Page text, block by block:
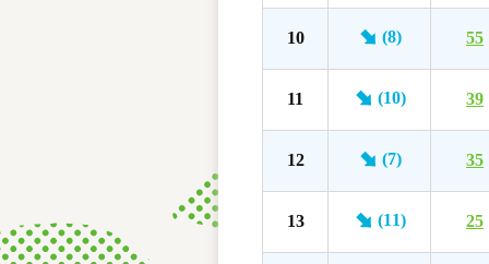
10 (8) 55
11 (10) 39
12 (7) 35
13 (11) 25